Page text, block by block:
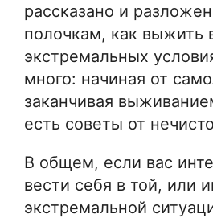
рассказано и
полочкам, как выжить
экстремальных
много: начиная от
заканчивая
есть советы от
В общем, если вас
вести себя в той, или
экстремальной